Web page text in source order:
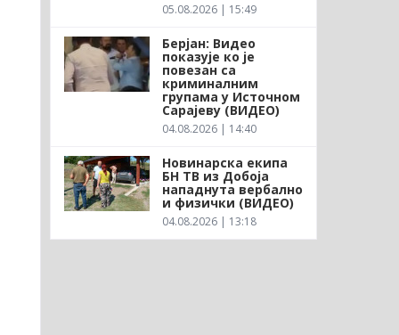
05.08.2026 | 15:49
Берјан: Видео
показује ко је
повезан са
криминалним
групама у Источном
Сарајеву (ВИДЕО)
04.08.2026 | 14:40
Новинарска екипа
БН ТВ из Добоја
нападнута вербално
и физички (ВИДЕО)
04.08.2026 | 13:18